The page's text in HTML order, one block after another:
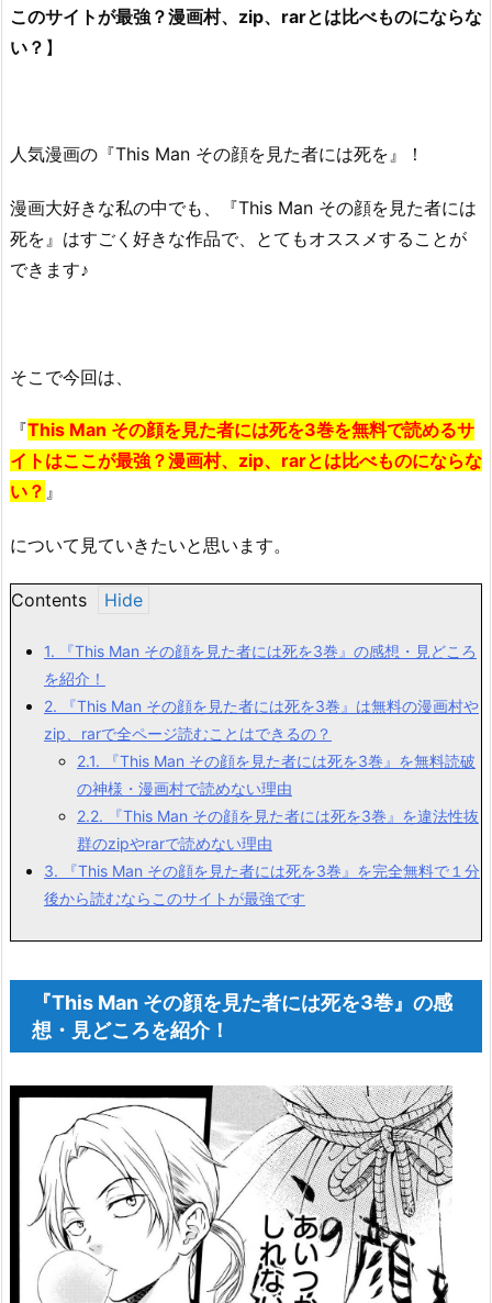
このサイトが最強？漫画村、zip、rarとは比べものにならな
い？ 】
人気漫画の『This Man その顔を見た者には死を』！
漫画大好きな私の中でも、『This Man その顔を見た者には
死を』はすごく好きな作品で、とてもオススメすることが
できます♪
そこで今回は、
『This Man その顔を見た者には死を3巻を無料で読めるサ
イトはここが最強？漫画村、zip、rarとは比べものにならな
い？ 』
について見ていきたいと思います。
Contents
1. 『This Man その顔を見た者には死を3巻』の感想・見どころ
を紹介！
2. 『This Man その顔を見た者には死を3巻』は無料の漫画村や
zip、rarで全ページ読むことはできるの？
2.1. 『This Man その顔を見た者には死を3巻』を無料読破
の神様・漫画村で読めない理由
2.2. 『This Man その顔を見た者には死を3巻』を違法性抜
群のzipやrarで読めない理由
3. 『This Man その顔を見た者には死を3巻』を完全無料で１分
後から読むならこのサイトが最強です
『This Man その顔を見た者には死を3巻』の感
想・見どころを紹介！